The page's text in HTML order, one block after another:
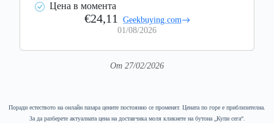
Цена в момента
€24,11
Geekbuying.com
01/08/2026
От 27/02/2026
Поради естеството на онлайн пазара цените постоянно се променят. Цената по горе е приблизителна.
За да разберете актуалната цена на доставчика моля кликнете на бутона „Купи сега“.